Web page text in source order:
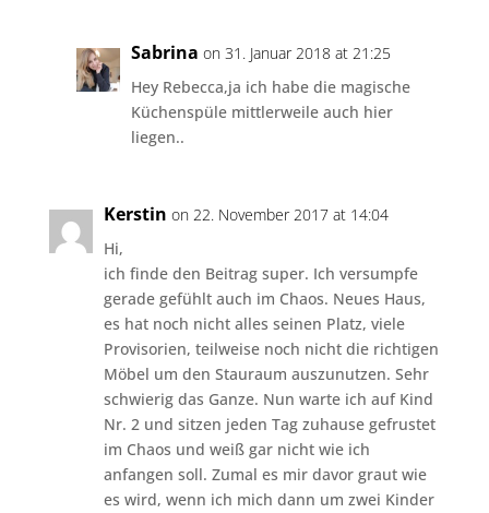
Sabrina on 31. Januar 2018 at 21:25
Hey Rebecca,ja ich habe die magische
Küchenspüle mittlerweile auch hier
liegen..
Kerstin on 22. November 2017 at 14:04
Hi,
ich finde den Beitrag super. Ich versumpfe
gerade gefühlt auch im Chaos. Neues Haus,
es hat noch nicht alles seinen Platz, viele
Provisorien, teilweise noch nicht die richtigen
Möbel um den Stauraum auszunutzen. Sehr
schwierig das Ganze. Nun warte ich auf Kind
Nr. 2 und sitzen jeden Tag zuhause gefrustet
im Chaos und weiß gar nicht wie ich
anfangen soll. Zumal es mir davor graut wie
es wird, wenn ich mich dann um zwei Kinder